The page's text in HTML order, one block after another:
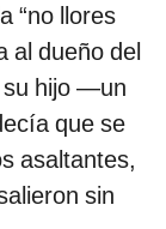
“no llores
al dueño del
su hijo —un
que se
asaltantes,
sin